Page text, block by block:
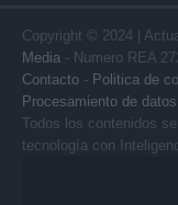
Copyright © 2024 |
Media - Numero REA
Contacto - Politica de
Procesamiento de datos
Todos los contenidos
tecnología con